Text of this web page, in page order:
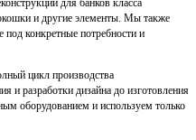
для банков класса
и другие элементы. Мы также
под конкретные потребности и
цикл производства
и разработки дизайна до изготовления
оборудованием и используем только